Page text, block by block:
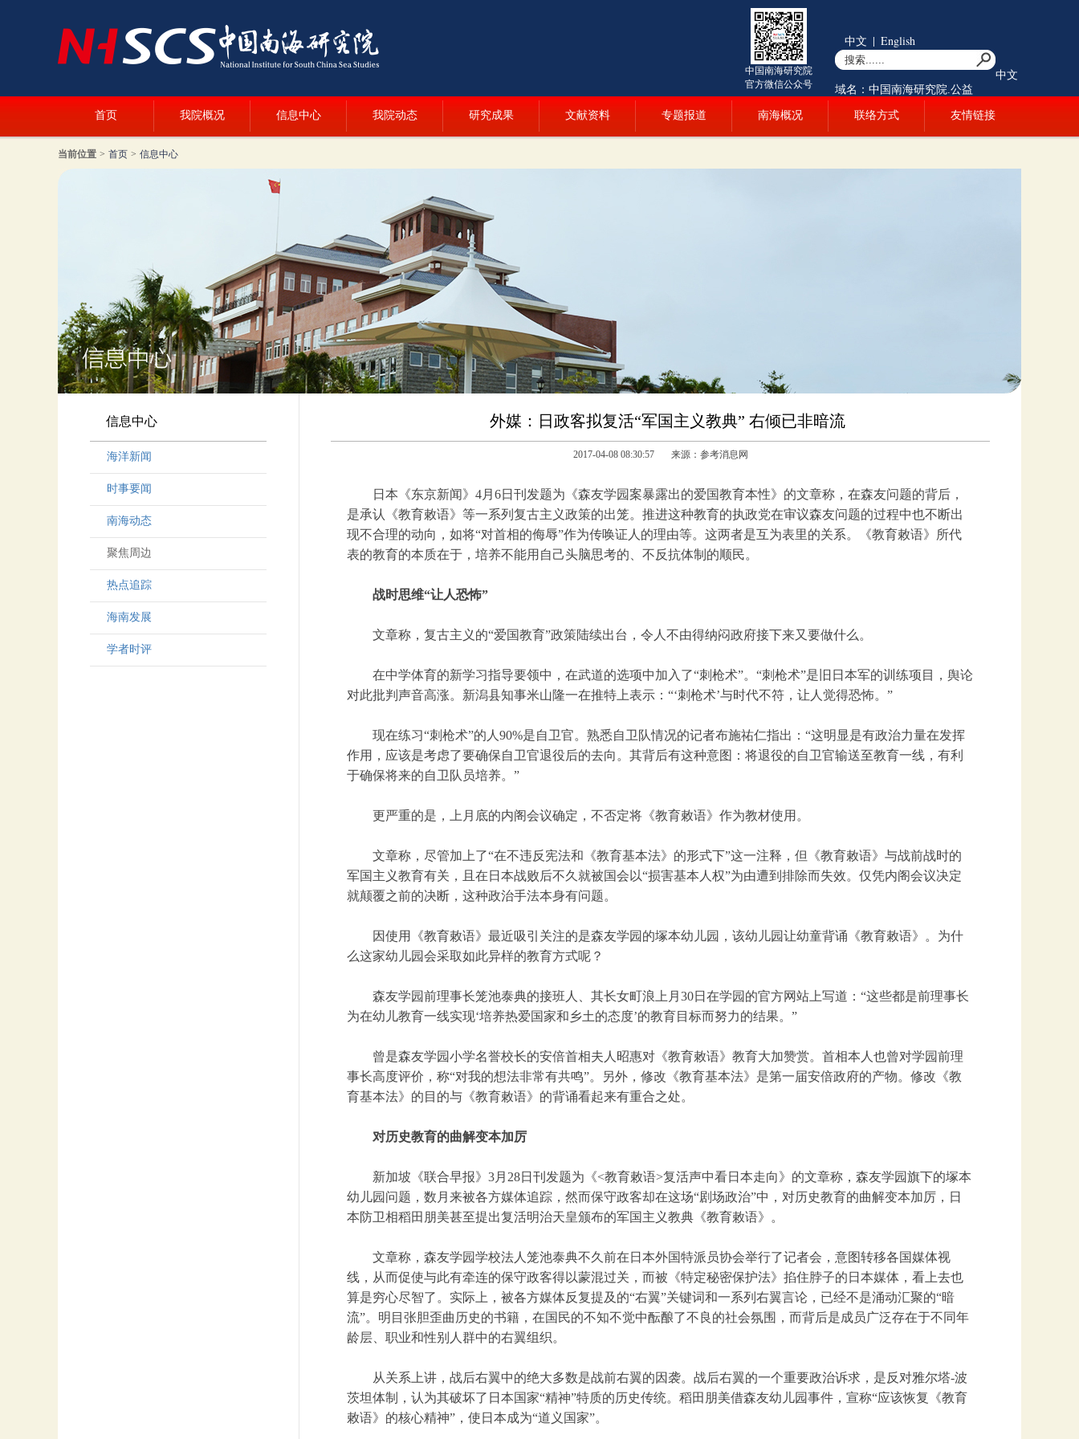
中国南海研究院
官方微信公众号
中文 | English
中文
域名：中国南海研究院.公益
首页 我院概况 信息中心 我院动态 研究成果 文献资料 专题报道 南海概况 联络方式 友情链接
当前位置 > 首页 > 信息中心
信息中心
海洋新闻
时事要闻
南海动态
聚焦周边
热点追踪
海南发展
学者时评
外媒：日政客拟复活“军国主义教典” 右倾已非暗流
2017-04-08 08:30:57 来源：参考消息网
日本《东京新闻》4月6日刊发题为《森友学园案暴露出的爱国教育本性》的文章称，在森友问题的背后，
是承认《教育敕语》等一系列复古主义政策的出笼。推进这种教育的执政党在审议森友问题的过程中也不断出
现不合理的动向，如将“对首相的侮辱”作为传唤证人的理由等。这两者是互为表里的关系。《教育敕语》所代
表的教育的本质在于，培养不能用自己头脑思考的、不反抗体制的顺民。
战时思维“让人恐怖”
文章称，复古主义的“爱国教育”政策陆续出台，令人不由得纳闷政府接下来又要做什么。
在中学体育的新学习指导要领中，在武道的选项中加入了“刺枪术”。“刺枪术”是旧日本军的训练项目，舆论
对此批判声音高涨。新潟县知事米山隆一在推特上表示：“‘刺枪术’与时代不符，让人觉得恐怖。”
现在练习“刺枪术”的人90%是自卫官。熟悉自卫队情况的记者布施祐仁指出：“这明显是有政治力量在发挥
作用，应该是考虑了要确保自卫官退役后的去向。其背后有这种意图：将退役的自卫官输送至教育一线，有利
于确保将来的自卫队员培养。”
更严重的是，上月底的内阁会议确定，不否定将《教育敕语》作为教材使用。
文章称，尽管加上了“在不违反宪法和《教育基本法》的形式下”这一注释，但《教育敕语》与战前战时的
军国主义教育有关，且在日本战败后不久就被国会以“损害基本人权”为由遭到排除而失效。仅凭内阁会议决定
就颠覆之前的决断，这种政治手法本身有问题。
因使用《教育敕语》最近吸引关注的是森友学园的塚本幼儿园，该幼儿园让幼童背诵《教育敕语》。为什
么这家幼儿园会采取如此异样的教育方式呢？
森友学园前理事长笼池泰典的接班人、其长女町浪上月30日在学园的官方网站上写道：“这些都是前理事长
为在幼儿教育一线实现‘培养热爱国家和乡土的态度’的教育目标而努力的结果。”
曾是森友学园小学名誉校长的安倍首相夫人昭惠对《教育敕语》教育大加赞赏。首相本人也曾对学园前理
事长高度评价，称“对我的想法非常有共鸣”。另外，修改《教育基本法》是第一届安倍政府的产物。修改《教
育基本法》的目的与《教育敕语》的背诵看起来有重合之处。
对历史教育的曲解变本加厉
新加坡《联合早报》3月28日刊发题为《<教育敕语>复活声中看日本走向》的文章称，森友学园旗下的塚本
幼儿园问题，数月来被各方媒体追踪，然而保守政客却在这场“剧场政治”中，对历史教育的曲解变本加厉，日
本防卫相稻田朋美甚至提出复活明治天皇颁布的军国主义教典《教育敕语》。
文章称，森友学园学校法人笼池泰典不久前在日本外国特派员协会举行了记者会，意图转移各国媒体视
线，从而促使与此有牵连的保守政客得以蒙混过关，而被《特定秘密保护法》掐住脖子的日本媒体，看上去也
算是穷心尽智了。实际上，被各方媒体反复提及的“右翼”关键词和一系列右翼言论，已经不是涌动汇聚的“暗
流”。明目张胆歪曲历史的书籍，在国民的不知不觉中酝酿了不良的社会氛围，而背后是成员广泛存在于不同年
龄层、职业和性别人群中的右翼组织。
从关系上讲，战后右翼中的绝大多数是战前右翼的因袭。战后右翼的一个重要政治诉求，是反对雅尔塔-波
茨坦体制，认为其破坏了日本国家“精神”特质的历史传统。稻田朋美借森友幼儿园事件，宣称“应该恢复《教育
敕语》的核心精神”，使日本成为“道义国家”。